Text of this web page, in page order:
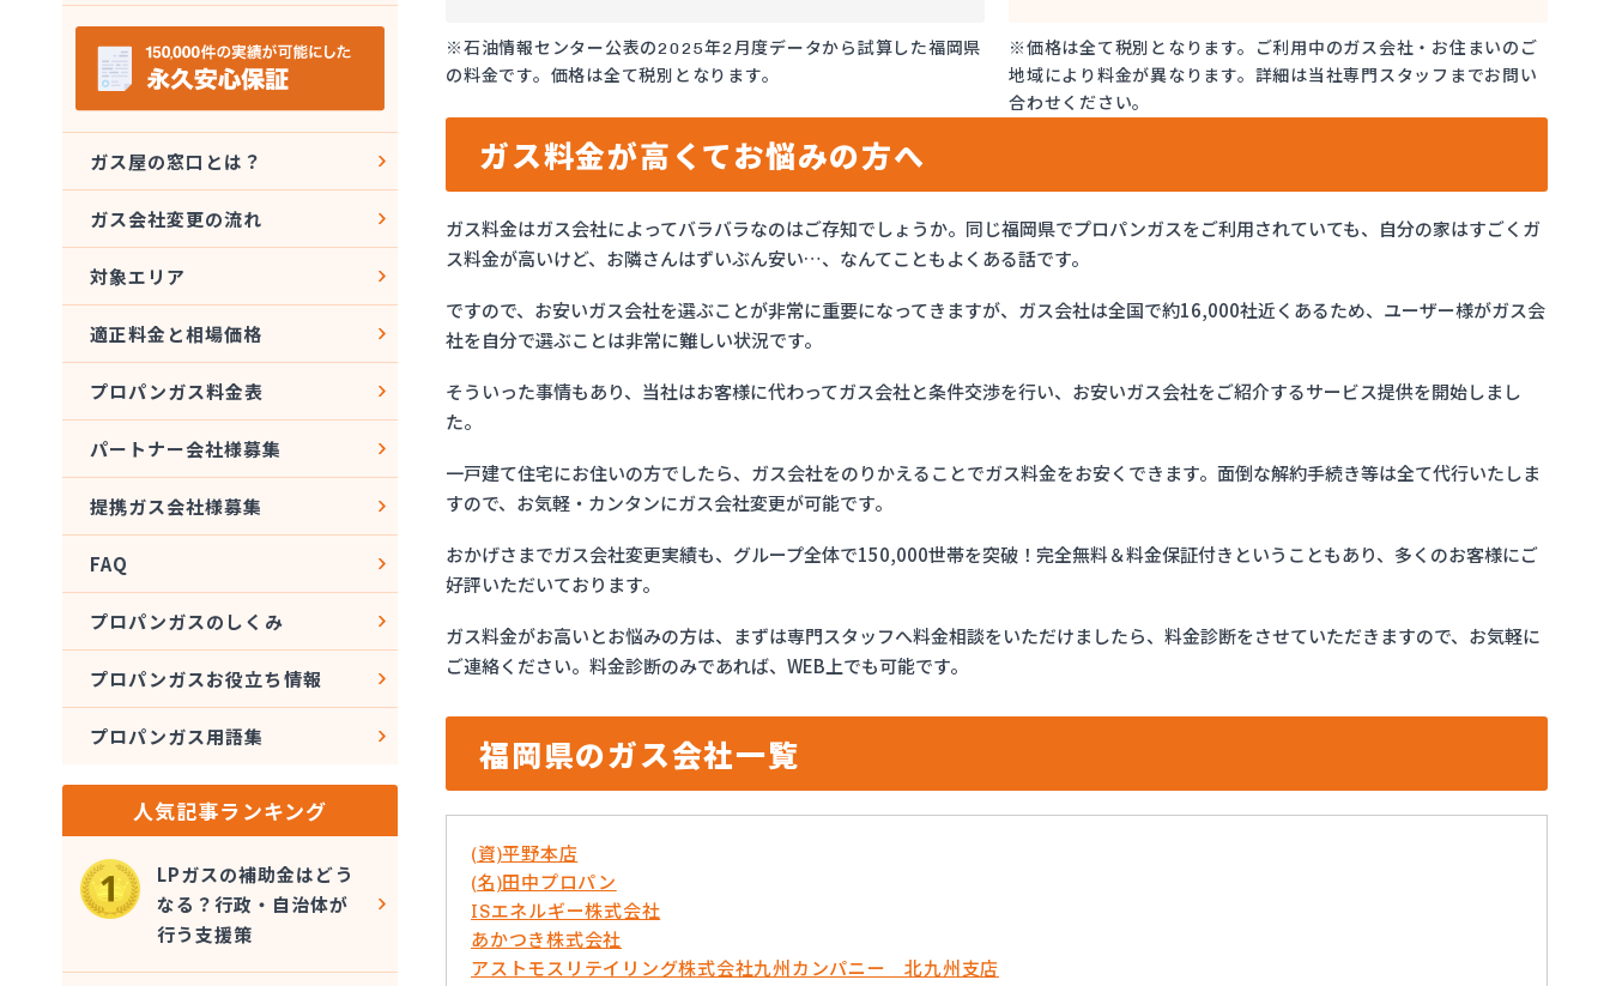
※石油情報センター公表の2025年2月度データから試算した福岡県
の料金です。価格は全て税別となります。
※価格は全て税別となります。ご利用中のガス会社・お住まいのご
地域により料金が異なります。詳細は当社専門スタッフまでお問い
合わせください。
ガス料金が高くてお悩みの方へ
ガス料金はガス会社によってバラバラなのはご存知でしょうか。同じ福岡県でプロパンガスをご利用されていても、自分の家はすごくガ
ス料金が高いけど、お隣さんはずいぶん安い…、なんてこともよくある話です。
ですので、お安いガス会社を選ぶことが非常に重要になってきますが、ガス会社は全国で約16,000社近くあるため、ユーザー様がガス会
社を自分で選ぶことは非常に難しい状況です。
そういった事情もあり、当社はお客様に代わってガス会社と条件交渉を行い、お安いガス会社をご紹介するサービス提供を開始しまし
た。
一戸建て住宅にお住いの方でしたら、ガス会社をのりかえることでガス料金をお安くできます。面倒な解約手続き等は全て代行いたしま
すので、お気軽・カンタンにガス会社変更が可能です。
おかげさまでガス会社変更実績も、グループ全体で150,000世帯を突破！完全無料＆料金保証付きということもあり、多くのお客様にご
好評いただいております。
ガス料金がお高いとお悩みの方は、まずは専門スタッフへ料金相談をいただけましたら、料金診断をさせていただきますので、お気軽に
ご連絡ください。料金診断のみであれば、WEB上でも可能です。
福岡県のガス会社一覧
(資)平野本店
(名)田中プロパン
ISエネルギー株式会社
あかつき株式会社
アストモスリテイリング株式会社九州カンパニー 北九州支店
ガス屋の窓口とは？
ガス会社変更の流れ
対象エリア
適正料金と相場価格
プロパンガス料金表
パートナー会社様募集
提携ガス会社様募集
FAQ
プロパンガスのしくみ
プロパンガスお役立ち情報
プロパンガス用語集
人気記事ランキング
LPガスの補助金はどう
なる？行政・自治体が
行う支援策